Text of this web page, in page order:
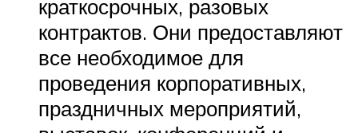
краткосрочных, разовых
контрактов. Они предоставляют
все необходимое для
проведения корпоративных,
праздничных мероприятий,